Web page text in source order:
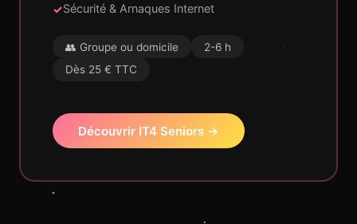
Sécurité & Arnaques Internet
👥 Groupe ou domicile
2-6 h
Dès 25 € TTC
Découvrir IT4 Seniors →